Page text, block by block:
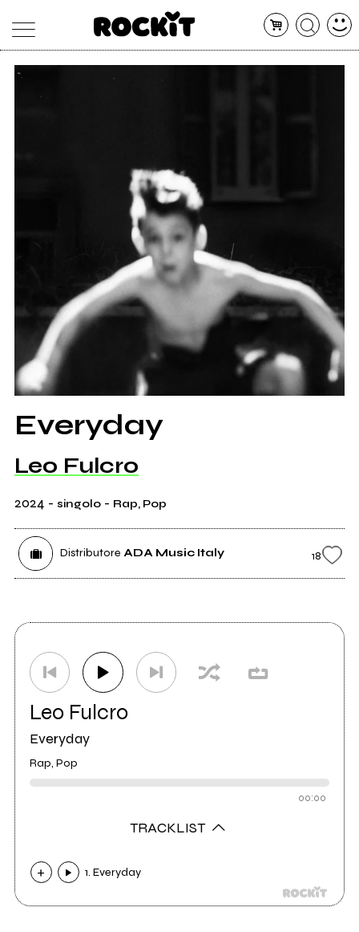
MAGAZINE
Everyday
Leo Fulcro
2024 - singolo- Rap, Pop
Distributore ADA Music Italy 18
Leo Fulcro
Everyday
Rap, Pop
00:00
TRACKLIST
1. Everyday